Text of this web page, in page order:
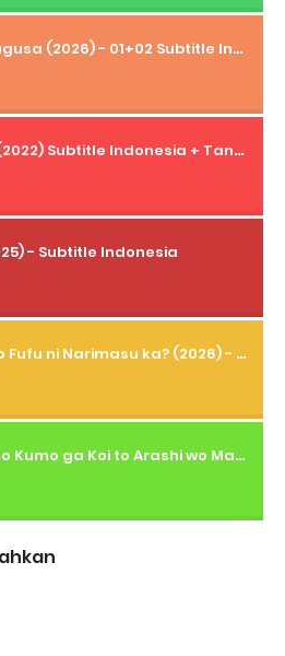
Wasurenagusa (2026) - 01+02 Subtitle Indonesia
First Love (2022) Subtitle Indonesia + Tanpa Iklan + Streaming + 1080p
- Subtitle Indonesia
Mou Ichido Fufu ni Narimasu ka? (2026) - 01 Subtitle Indonesia
Natsuiro no Kumo ga Koi to Arashi wo Makiokosu (2026) - 01 Subtitle Indonesia